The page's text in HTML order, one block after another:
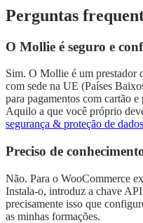
Perguntas
O Mollie é seguro e
Sim. O Mollie é um prestador
com sede na UE (Países
para pagamentos com cartão
Aquilo a que você próprio
segurança & proteção de dados
Preciso de
Não. Para o WooCommerce
Instala-o, introduz a chave
precisamente isso que
as minhas formações.